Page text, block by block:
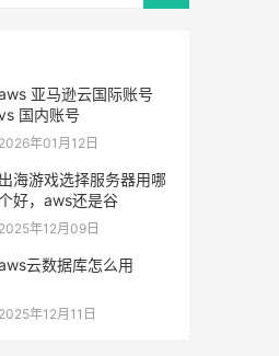
亚马逊云国际账号
国内账号
2026年01月12日
出海游戏选择服务器用哪
好，aws还是谷
2025年12月09日
云数据库怎么用
2025年12月11日